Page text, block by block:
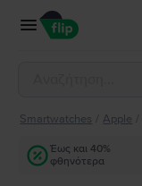
Smartwatches Apple
Έως και 40%
φθηνότερα